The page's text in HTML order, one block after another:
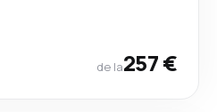
de la257 €